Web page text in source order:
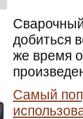
добиться
же время
Самый